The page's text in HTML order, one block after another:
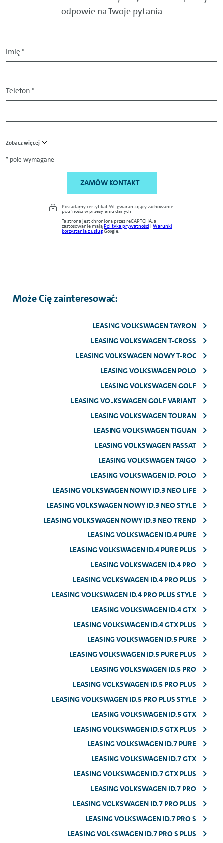
odpowie na Twoje pytania
Imię *
Telefon *
Zobacz więcej
* pole wymagane
ZAMÓW KONTAKT
Posiadamy certyfikat SSL gwarantujący zachowanie
poufności w przesyłaniu danych
Ta strona jest chroniona przez reCAPTCHA, a
zastosowanie mająPolityka prywatności i Warunki
korzystania z usługGoogle.
Może Cię zainteresować:
LEASING VOLKSWAGEN TAYRON
LEASING VOLKSWAGEN T-CROSS
LEASING VOLKSWAGEN NOWY T-ROC
LEASING VOLKSWAGEN POLO
LEASING VOLKSWAGEN GOLF
LEASING VOLKSWAGEN GOLF VARIANT
LEASING VOLKSWAGEN TOURAN
LEASING VOLKSWAGEN TIGUAN
LEASING VOLKSWAGEN PASSAT
LEASING VOLKSWAGEN TAIGO
LEASING VOLKSWAGEN ID. POLO
LEASING VOLKSWAGEN NOWY ID.3 NEO LIFE
LEASING VOLKSWAGEN NOWY ID.3 NEO STYLE
LEASING VOLKSWAGEN NOWY ID.3 NEO TREND
LEASING VOLKSWAGEN ID.4 PURE
LEASING VOLKSWAGEN ID.4 PURE PLUS
LEASING VOLKSWAGEN ID.4 PRO
LEASING VOLKSWAGEN ID.4 PRO PLUS
LEASING VOLKSWAGEN ID.4 PRO PLUS STYLE
LEASING VOLKSWAGEN ID.4 GTX
LEASING VOLKSWAGEN ID.4 GTX PLUS
LEASING VOLKSWAGEN ID.5 PURE
LEASING VOLKSWAGEN ID.5 PURE PLUS
LEASING VOLKSWAGEN ID.5 PRO
LEASING VOLKSWAGEN ID.5 PRO PLUS
LEASING VOLKSWAGEN ID.5 PRO PLUS STYLE
LEASING VOLKSWAGEN ID.5 GTX
LEASING VOLKSWAGEN ID.5 GTX PLUS
LEASING VOLKSWAGEN ID.7 PURE
LEASING VOLKSWAGEN ID.7 GTX
LEASING VOLKSWAGEN ID.7 GTX PLUS
LEASING VOLKSWAGEN ID.7 PRO
LEASING VOLKSWAGEN ID.7 PRO PLUS
LEASING VOLKSWAGEN ID.7 PRO S
LEASING VOLKSWAGEN ID.7 PRO S PLUS